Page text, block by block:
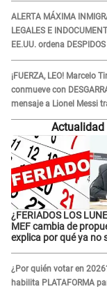
ALERTA MÁXIMA
LEGALES E
EE.UU. ordena
y DEPORTACIONES a
extranjeros
¡FUERZA, LEO! Marcelo
conmueve con
mensaje a Lionel Messi
FALLECIMIENTO de su
un dolor difícil de explicar”
Actualidad
¿FERIADOS LOS
MEF cambia de
explica por qué ya no
¿Por quién votar en
habilita PLATAFORMA